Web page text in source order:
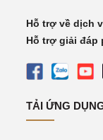
Hỗ trợ về dịch
Hỗ trợ giải đáp
TẢI ỨNG